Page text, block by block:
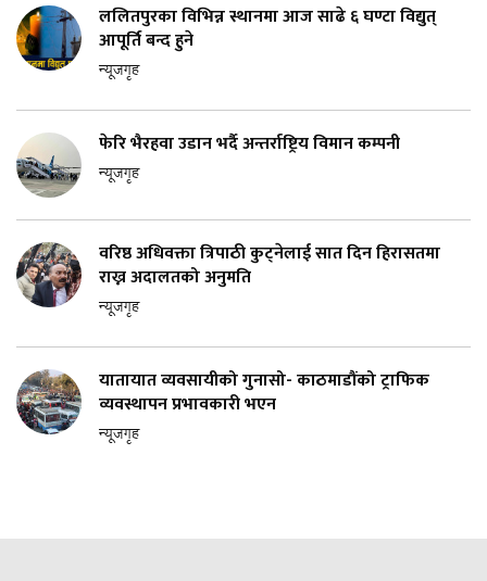
ललितपुरका विभिन्न स्थानमा आज साढे ६ घण्टा विद्युत्
आपूर्ति बन्द हुने
न्यूजगृह
फेरि भैरहवा उडान भर्दै अन्तर्राष्ट्रिय विमान कम्पनी
न्यूजगृह
वरिष्ठ अधिवक्ता त्रिपाठी कुट्नेलाई सात दिन हिरासतमा
राख्न अदालतको अनुमति
न्यूजगृह
यातायात व्यवसायीको गुनासो- काठमाडौंको ट्राफिक
व्यवस्थापन प्रभावकारी भएन
न्यूजगृह